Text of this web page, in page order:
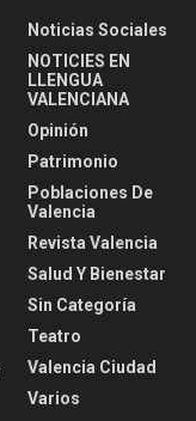
Noticias Sociales
NOTICIES EN
LLENGUA
VALENCIANA
Opinión
Patrimonio
Poblaciones De
Valencia
Revista Valencia
Salud Y Bienestar
Sin Categoría
Teatro
Valencia Ciudad
Varios